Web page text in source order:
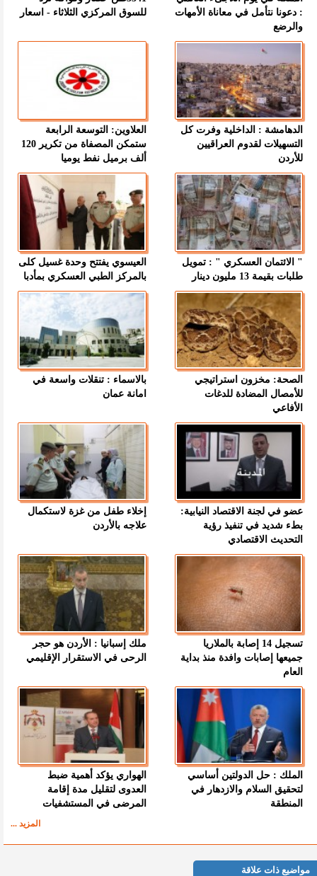
: دعونا نتأمل في معاناة الأمهات
والرضع
للسوق المركزي الثلاثاء - اسعار
الدهامشة : الداخلية وفرت كل
التسهيلات لقدوم العراقيين
للأردن
العلاوين: التوسعة الرابعة
ستمكن المصفاة من تكرير 120
ألف برميل نفط يوميا
" الائتمان العسكري " : تمويل
طلبات بقيمة 13 مليون دينار
العيسوي يفتتح وحدة غسيل كلى
بالمركز الطبي العسكري بمأدبا
الصحة: مخزون استراتيجي
للأمصال المضادة للدغات
الأفاعي
بالاسماء : تنقلات واسعة في
امانة عمان
عضو في لجنة الاقتصاد النيابية:
بطء شديد في تنفيذ رؤية
التحديث الاقتصادي
إخلاء طفل من غزة لاستكمال
علاجه بالأردن
تسجيل 14 إصابة بالملاريا
جميعها إصابات وافدة منذ بداية
العام
ملك إسبانيا : الأردن هو حجر
الرحى في الاستقرار الإقليمي
الملك : حل الدولتين أساسي
لتحقيق السلام والازدهار في
المنطقة
الهواري يؤكد أهمية ضبط
العدوى لتقليل مدة إقامة
المرضى في المستشفيات
المزيد ...
مواضيع ذات علاقة